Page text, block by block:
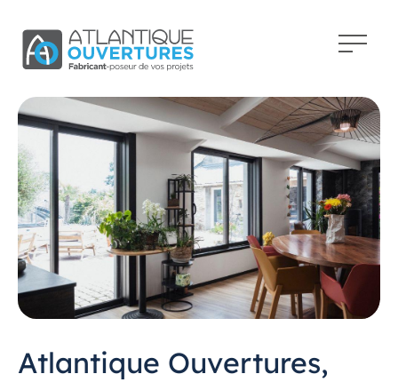
Atlantique Ouvertures,